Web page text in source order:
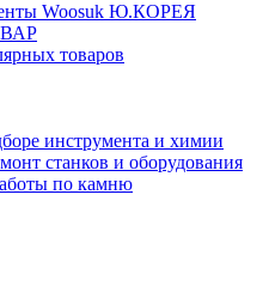
Woosuk Ю.КОРЕЯ
товаров
инструмента и химии
станков и оборудования
по камню